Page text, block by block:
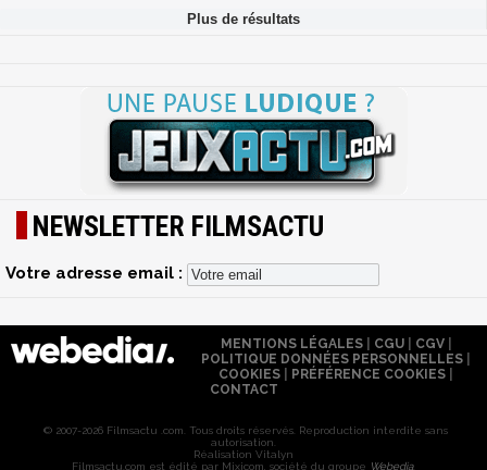
NEWSLETTER FILMSACTU
Votre adresse email :
MENTIONS LÉGALES| CGU| CGV|
POLITIQUE DONNÉES PERSONNELLES
COOKIES
PRÉFÉRENCE COOKIES
CONTACT
© 2007-2026 Filmsactu .com. Tous droits réservés. Reproduction interdite sans
autorisation.
Réalisation Vitalyn
Filmsactu .com est édité par Mixicom, société du groupe Webedia.